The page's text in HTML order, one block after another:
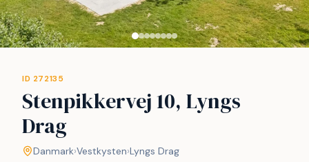
ID 272135
Stenpikkervej 10, Lyngs
Drag
Danmark›Vestkysten›Lyngs Drag